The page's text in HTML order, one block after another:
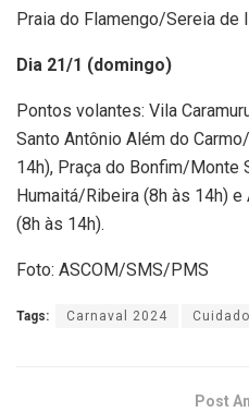
Praia do Flamengo/Sereia de
Dia 21/1 (domingo)
Pontos volantes: Vila
Santo Antônio Além do
14h), Praça do Bonfim/Monte
Humaitá/Ribeira (8h às 14h)
(8h às 14h).
Foto: ASCOM/SMS/PMS
Tags: Carnaval 2024 Cuidado
Post